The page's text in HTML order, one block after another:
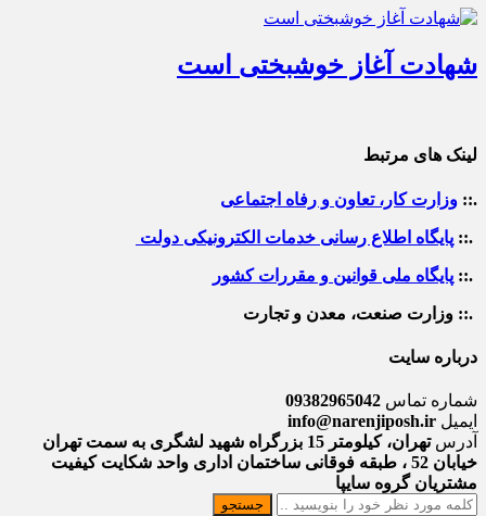
شهادت آغاز خوشبختی است
لینک های مرتبط
.:: وزارت کار، تعاون و رفاه اجتماعی
.:: پایگاه اطلاع رسانی خدمات الکترونیکی دولت
.:: پایگاه ملی قوانین و مقررات کشور
.:: وزارت صنعت، معدن و تجارت
درباره سایت
شماره تماس 09382965042
ایمیل info@narenjiposh.ir
آدرس
تهران، کیلومتر 15 بزرگراه شهید لشگری به سمت تهران
خیابان 52 ، طبقه فوقانی ساختمان اداری واحد شکایت کیفیت
مشتریان گروه سایپا
جستجو